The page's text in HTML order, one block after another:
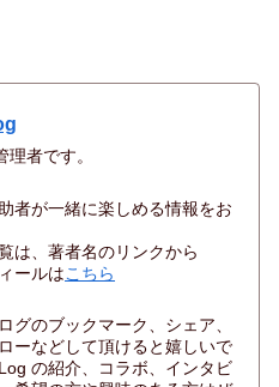
者です。
者が一緒に楽しめる情報をお
は、著者名のリンクから
ールはこちら
グのブックマーク、シェア、
ーなどして頂けると嬉しいで
の紹介、コラボ、インタビ